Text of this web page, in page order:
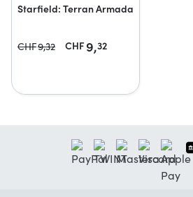
Starfield: Terran Armada
CHF9,32 CHF 9,32